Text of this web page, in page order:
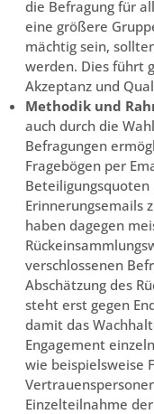
die Befragung für
eine größere
mächtig sein,
werden. Dies führt
Akzeptanz und
Methodik und
auch durch die
Befragungen
Fragebögen per
Erinnerungsemails
haben dagegen
verschlossenen
Abschätzung des
steht erst gegen
damit das
Engagement
wie beispielsweise
Einzelteilnahme